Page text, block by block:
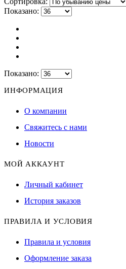
Показано:
Показано:
ИНФОРМАЦИЯ
О компании
Свяжитесь с нами
Новости
МОЙ АККАУНТ
Личный кабинет
История заказов
ПРАВИЛА И УСЛОВИЯ
Правила и условия
Оформление заказа